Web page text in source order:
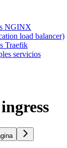
NGINX
load balancer)
Traefik
servicios